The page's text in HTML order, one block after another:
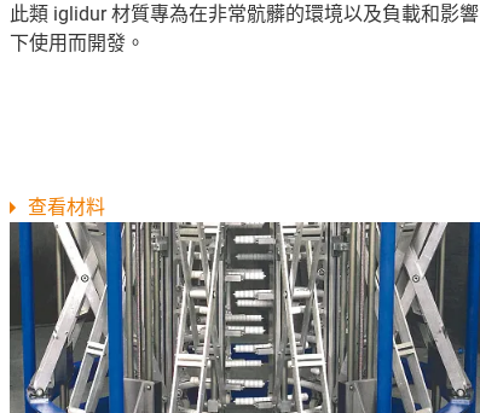
此類 iglidur 材質專為在非常骯髒的環境以及負載和影響
下使用而開發。
查看材料